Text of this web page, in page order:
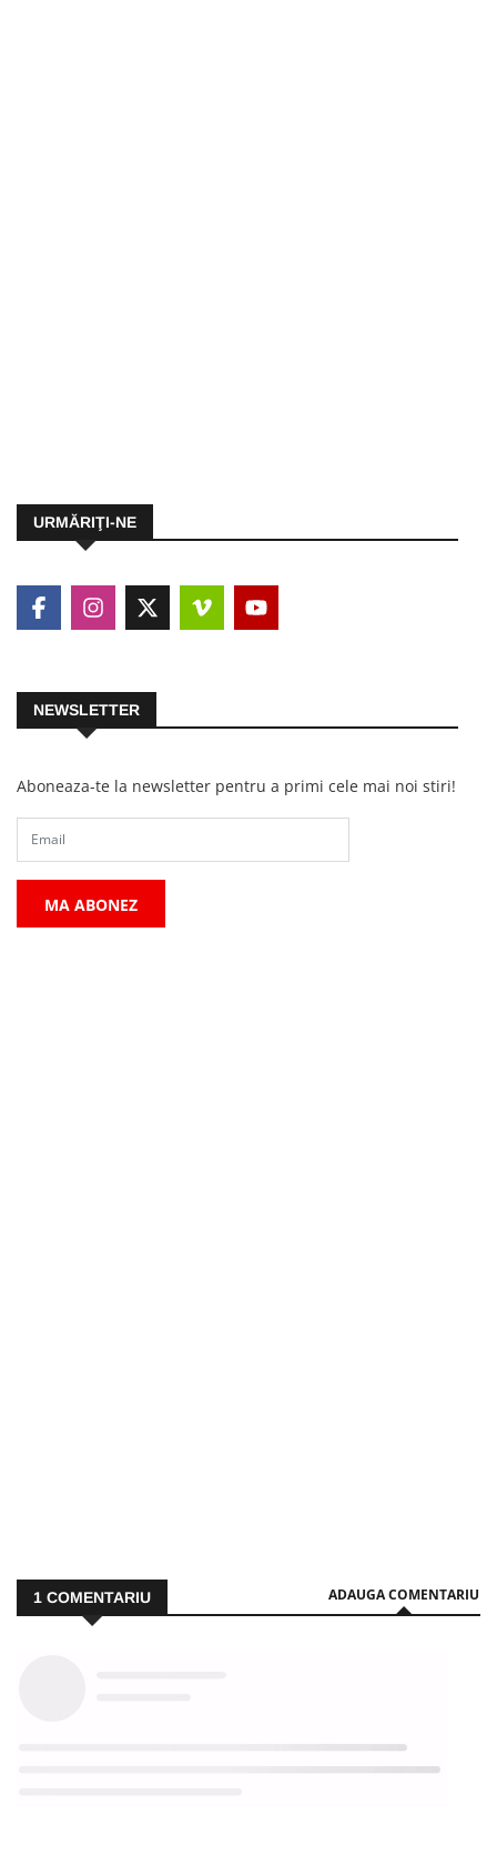
URMĂRIŢI-NE
NEWSLETTER
Aboneaza-te la newsletter pentru a primi cele mai noi stiri!
MA ABONEZ
1 COMENTARIU ADAUGA COMENTARIU